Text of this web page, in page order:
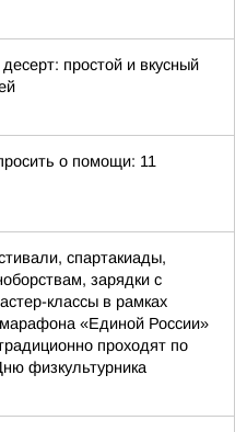
простой и вкусный
о помощи: 11
спартакиады,
зарядки с
классы в рамках
марафона «Единой России»
проходят по
физкультурника